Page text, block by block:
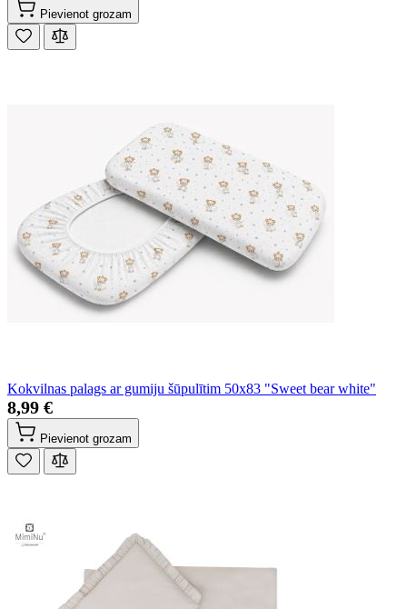
Pievienot grozam
Kokvilnas palags ar gumiju šūpulītim 50x83 "Sweet bear white"
8,99 €
Pievienot grozam